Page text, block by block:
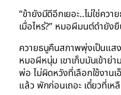
“ข้ายังมีดีอีกเยอะ..ไม่ใช่คว
เมื่อไหร่?” หมอผีมนต์ดำยัง
ควายธนูคืนสภาพพุ่งเป็นแส
หมอผีหนุ่ม เขาเก็บมันเข้าย่า
พ่อ ไม่ผิดหวังที่เลือกใช้งาน
แล้ว พักก่อนเถอะ เดี๋ยวที่เห